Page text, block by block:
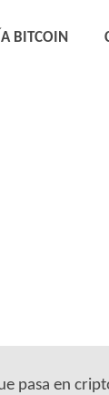
BITCOIN
pasa en